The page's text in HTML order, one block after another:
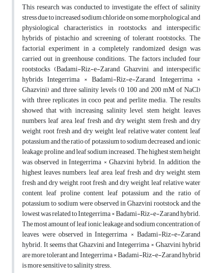
This research was conducted to investigate the effect of salinity
stress due to increased sodium chloride on some morphological and
physiological characteristics in rootstocks and interspecific
hybrids of pistachio and screening of tolerant rootstocks. The
factorial experiment in a completely randomized design was
carried out in greenhouse conditions. The factors included four
rootstocks (Badami-Riz-e-Zarand, Ghazvini, and interspecific
hybrids Integerrima × Badami-Riz-e-Zarand, Integerrima ×
Ghazvini) and three salinity levels (0, 100 and 200 mM of NaCl)
with three replicates in coco peat and perlite media. The results
showed that with increasing salinity level, stem height, leaves
numbers, leaf area, leaf fresh and dry weight, stem fresh and dry
weight, root fresh and dry weight, leaf relative water content, leaf
potassium and the ratio of potassium to sodium decreased, and ionic
leakage, proline, and leaf sodium increased. The highest stem height
was observed in Integerrima × Ghazvini hybrid. In addition, the
highest leaves numbers, leaf area, leaf fresh and dry weight, stem
fresh and dry weight, root fresh and dry weight, leaf relative water
content, leaf proline content, leaf potassium and the ratio of
potassium to sodium were observed in Ghazvini rootstock and the
lowest was related to Integerrima × Badami-Riz-e-Zarand hybrid.
The most amount of leaf ionic leakage and sodium concentration of
leaves were observed in Integerrima × Badami-Riz-e-Zarand
hybrid. It seems that Ghazvini and Integerrima × Ghazvini hybrid
are more tolerant and Integerrima × Badami-Riz-e-Zarand hybrid
is more sensitive to salinity stress.